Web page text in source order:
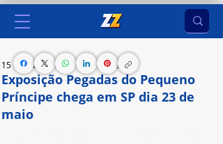
Exposição Pegadas do Pequeno
Príncipe chega em SP dia 23 de
maio
15 de mai. de 2024 7 min de leitura